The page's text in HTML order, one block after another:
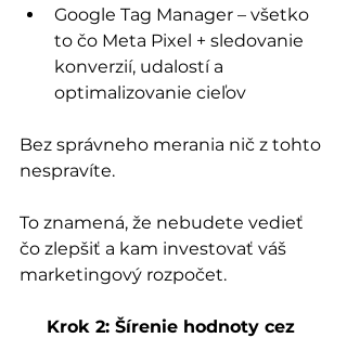
Google Tag Manager – všetko
to čo Meta Pixel + sledovanie
konverzií, udalostí a
optimalizovanie cieľov
Bez správneho merania nič z tohto
nespravíte.
To znamená, že nebudete vedieť
čo zlepšiť a kam investovať váš
marketingový rozpočet.
Krok 2: Šírenie hodnoty cez